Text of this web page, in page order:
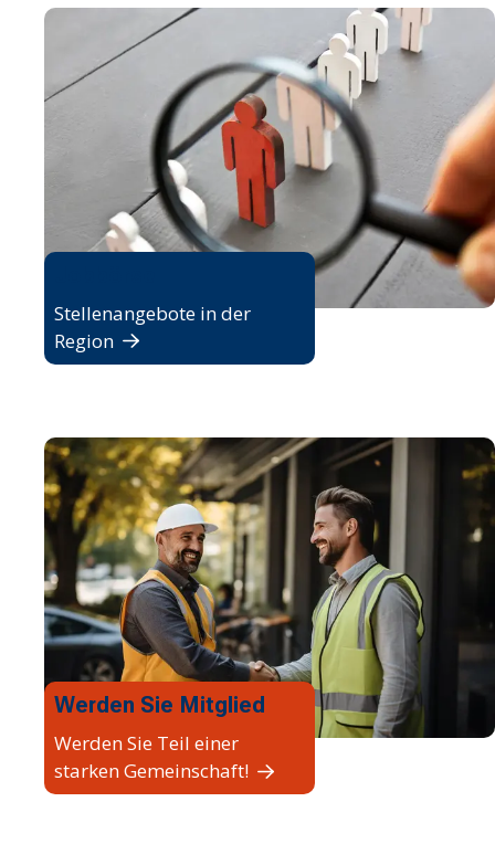
Stellenangebote in der
Region
Werden Sie Mitglied
Werden Sie Teil einer
starken Gemeinschaft!